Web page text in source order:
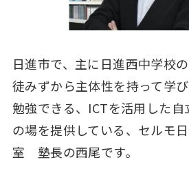
日進市で、主に日進西中学校
徒みずから主体性を持って学
勉強できる、ICTを活用した
の場を提供している、セルモ
室 塾長の西尾です。